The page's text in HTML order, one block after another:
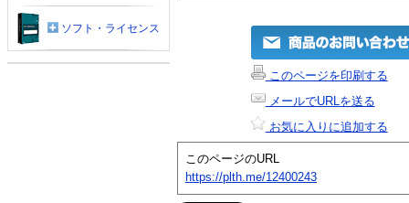
このページを印刷する
メールでURLを送る
お気に入りに追加する
このページのURL
https://plth.me/12400243
ソフト・ライセンス